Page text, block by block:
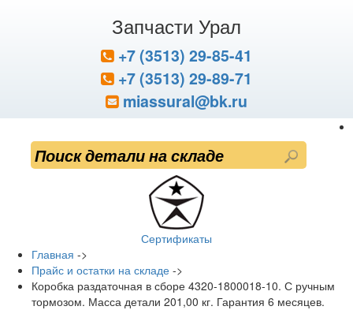
Запчасти Урал
+7 (3513) 29-85-41
+7 (3513) 29-89-71
miassural@bk.ru
Сертификаты
Главная ->
Прайс и остатки на складе ->
Коробка раздаточная в сборе 4320-1800018-10. С ручным
тормозом. Масса детали 201,00 кг. Гарантия 6 месяцев.